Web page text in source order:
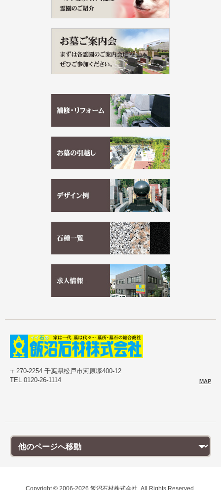
〒270-2254 千葉県松戸市河原塚400-12
TEL 0120-26-1114
MAP
Copyright © 2006-2026 飯沼石材株式会社. All Rights Reserved.